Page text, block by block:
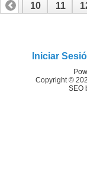
9 10 11
Iniciar
Copyright ©
SEO